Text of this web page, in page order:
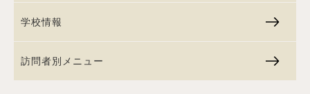
学校情報
訪問者別メニュー